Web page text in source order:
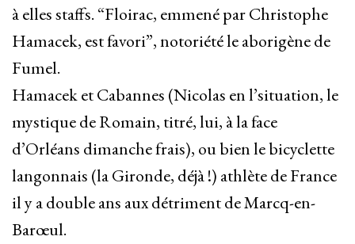
à elles staffs. “Floirac, emmené par Christophe
Hamacek, est favori”, notoriété le aborigène de
Fumel.
Hamacek et Cabannes (Nicolas en l’situation, le
mystique de Romain, titré, lui, à la face
d’Orléans dimanche frais), ou bien le bicyclette
langonnais (la Gironde, déjà !) athlète de France
il y a double ans aux détriment de Marcq-en-
Barœul.